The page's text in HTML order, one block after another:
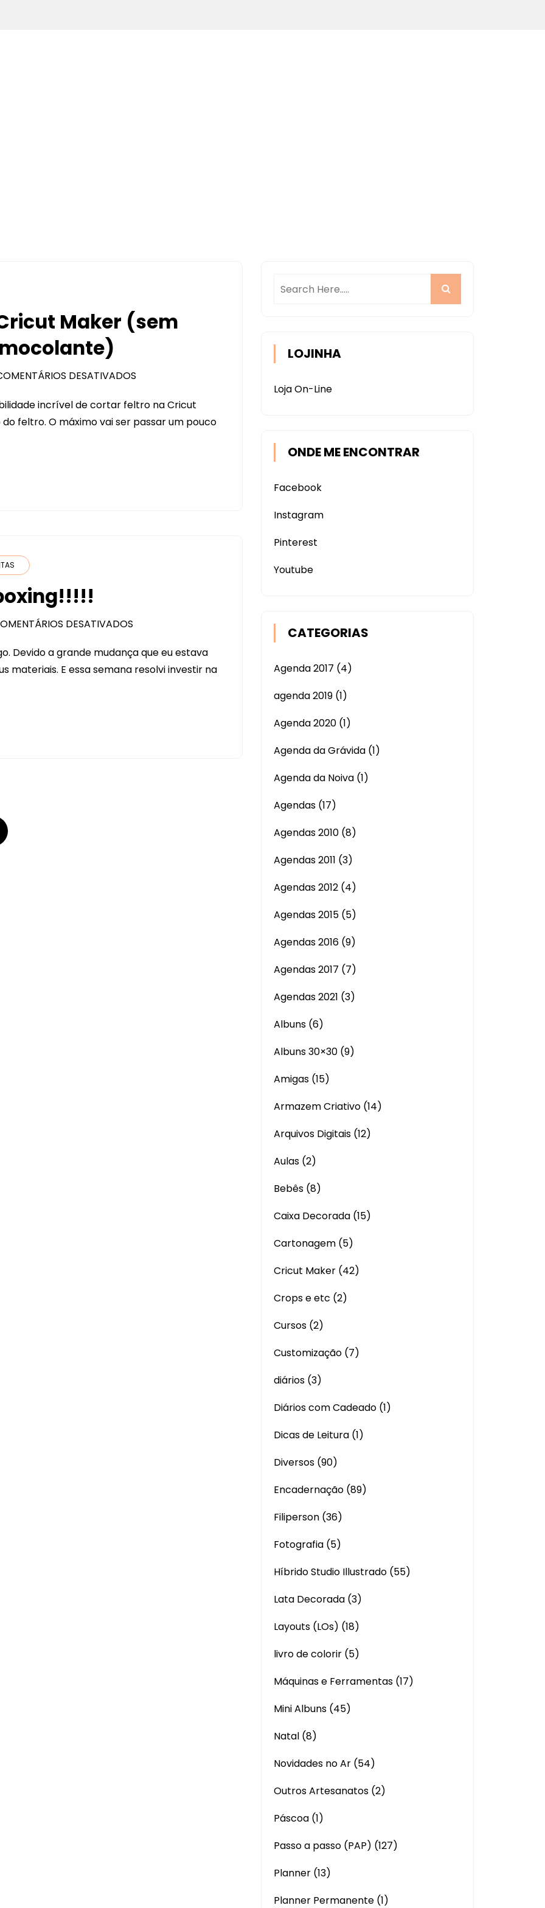
Maker (sem
DESATIVADOS
DE
FELTRO
incrível de cortar feltro na Cricut
feltro. O máximo vai ser passar um pouco
DESATIVADOS
MAKER
–
Devido a grande mudança que eu estava
materiais. E essa semana resolvi investir na
LOJINHA
Loja On-Line
ONDE ME ENCONTRAR
Facebook
Instagram
Pinterest
Youtube
CATEGORIAS
Agenda 2017 (4)
agenda 2019 (1)
Agenda 2020 (1)
Agenda da Grávida (1)
Agenda da Noiva (1)
Agendas (17)
Agendas 2010 (8)
Agendas 2011 (3)
Agendas 2012 (4)
Agendas 2015 (5)
Agendas 2016 (9)
Agendas 2017 (7)
Agendas 2021 (3)
Albuns (6)
Albuns 30×30 (9)
Amigas (15)
Armazem Criativo (14)
Arquivos Digitais (12)
Aulas (2)
Bebês (8)
Caixa Decorada (15)
Cartonagem (5)
Cricut Maker (42)
Crops e etc (2)
Cursos (2)
Customização (7)
diários (3)
Diários com Cadeado (1)
Dicas de Leitura (1)
Diversos (90)
Encadernação (89)
Filiperson (36)
Fotografia (5)
Híbrido Studio Illustrado (55)
Lata Decorada (3)
Layouts (LOs) (18)
livro de colorir (5)
Máquinas e Ferramentas (17)
Mini Albuns (45)
Natal (8)
Novidades no Ar (54)
Outros Artesanatos (2)
Páscoa (1)
Passo a passo (PAP) (127)
Planner (13)
Planner Permanente (1)